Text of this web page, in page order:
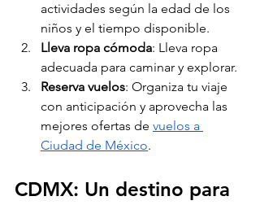
actividades según la edad de los
niños y el tiempo disponible.
Lleva ropa cómoda: Lleva ropa
adecuada para caminar y explorar.
Reserva vuelos: Organiza tu viaje
con anticipación y aprovecha las
mejores ofertas de vuelos a
Ciudad de México.
CDMX: Un destino para